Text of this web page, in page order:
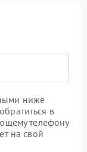
ниже
в
телефону
на свой